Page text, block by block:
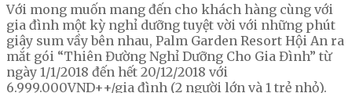
Với mong muốn mang đến cho khách hàng cùng với
gia đình một kỳ nghỉ dưỡng tuyệt vời với những phút
giây sum vầy bên nhau, Palm Garden Resort Hội An ra
mắt gói “Thiên Đường Nghỉ Dưỡng Cho Gia Đình” từ
ngày 1/1/2018 đến hết 20/12/2018 với
6.999.000VND++/gia đình (2 người lớn và 1 trẻ nhỏ).